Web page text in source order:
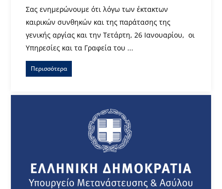
Σας ενημερώνουμε ότι λόγω των έκτακτων
καιρικών συνθηκών και της παράτασης της
γενικής αργίας και την Τετάρτη, 26 Ιανουαρίου, οι
Υπηρεσίες και τα Γραφεία του ...
Περισσότερα